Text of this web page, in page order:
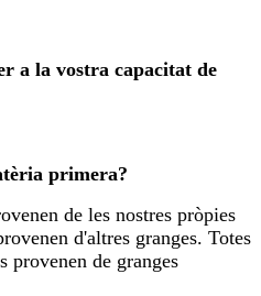
a la vostra capacitat de
primera?
de les nostres pròpies
d'altres granges. Totes
provenen de granges